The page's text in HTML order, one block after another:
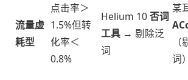
​流量虚
耗型​
点击率＞
1.5%但转
化率＜
0.8%
Helium 10 ​​否词
工具​ ​ → 剔除泛
词
某
词）